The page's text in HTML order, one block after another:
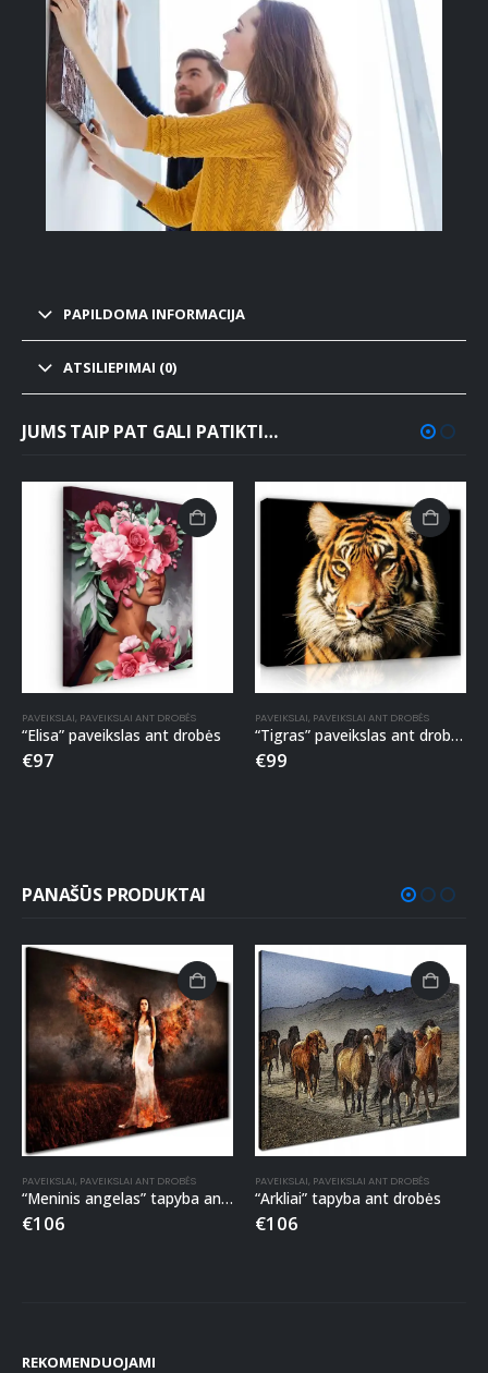
PAPILDOMA INFORMACIJA
ATSILIEPIMAI (0)
JUMS TAIP PAT GALI PATIKTI…
PAVEIKSLAI PAVEIKSLAI ANT DROBĖS
“Elisa” paveikslas ant drobės
€97
PAVEIKSLAI PAVEIKSLAI ANT DROBĖS
“Tigras” paveikslas ant drobės
€99
PANAŠŪS PRODUKTAI
PAVEIKSLAI, PAVEIKSLAI ANT DROBĖS
“Meninis angelas” tapyba ant drobės
€106
PAVEIKSLAI, PAVEIKSLAI ANT DROBĖS
“Arkliai” tapyba ant drobės
€106
REKOMENDUOJAMI